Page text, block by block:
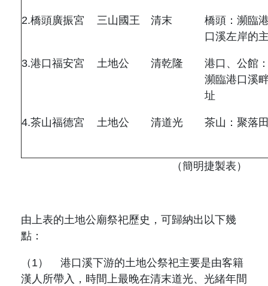
2.橋頭廣振宮 三山國王 清末
橋頭：瀕臨
口溪左岸的
3.港口福安宮 土地公 清乾隆
港口、公館
瀕臨港口溪
址
4.茶山福德宮 土地公 清道光 茶山：聚落
（簡明捷製表）
由上表的土地公廟祭祀歷史，可歸納出以下幾
點：
（1） 港口溪下游的土地公祭祀主要是由客籍
漢人所帶入，時間上最晚在清末道光、光緒年間